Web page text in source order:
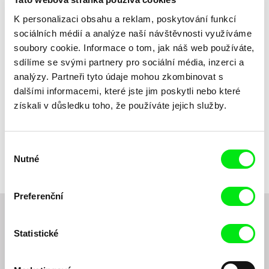
K personalizaci obsahu a reklam, poskytování funkcí
sociálních médií a analýze naší návštěvnosti využíváme
soubory cookie. Informace o tom, jak náš web používáte,
sdílíme se svými partnery pro sociální média, inzerci a
analýzy. Partneři tyto údaje mohou zkombinovat s
dalšími informacemi, které jste jim poskytli nebo které
získali v důsledku toho, že používáte jejich služby.
souhlasu
Nutné
Preferenční
Statistické
Fabien Corre, Kelsi Phung
Chcete být pravidelně informováni o novinkách v